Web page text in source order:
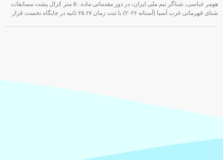
هومر عباسی، شناگر تیم ملی ایران، در دور مقدماتی ماده ۵۰ متر کرال پشت مسابقات
شنای قهرمانی غرب آسیا (آستانه ۲۰۲۶) با ثبت زمان ۲۵.۶۷ ثانیه در جایگاه نخست قرار